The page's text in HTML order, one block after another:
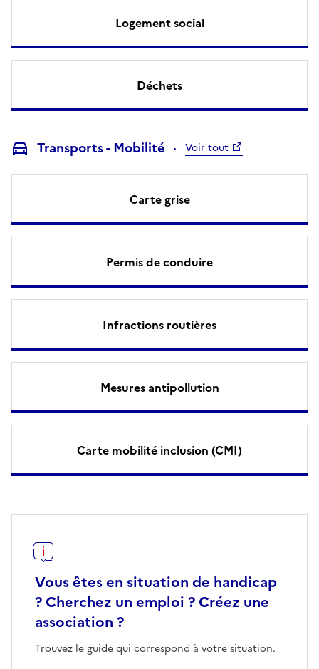
Logement social
Déchets
Transports - Mobilité Voir tout
Carte grise
Permis de conduire
Infractions routières
Mesures antipollution
Carte mobilité inclusion (CMI)
Vous êtes en situation de handicap
? Cherchez un emploi ? Créez une
association ?
Trouvez le guide qui correspond à votre situation.